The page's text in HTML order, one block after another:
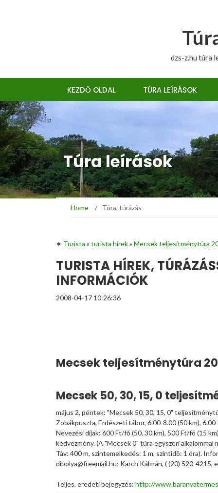
dzs-z.hu túra
KEZDŐ OLDAL TÚRA LEÍRÁSOK
Túra leírások
Home / Túra, túrázás
∗ Turista » turista hírek» Mecsek teljesítménytúra
TURISTA HÍREK,
INFORMÁCIÓK
2008-04-17 10:26:36
Mecsek teljesítménytúra
Mecsek 50, 30, 15, 0
május 2, péntek: "Mecsek 50, 30, 15, 0"
Zobákpuszta, Erdészeti tábor, 6.00-8.00 (50 km),
Nevezési díjak: 600 Ft/fõ (50, 30 km), 500 Ft/fõ (15
kedvezmény. (A "Mecsek 0" túra egyszeri
Táv: 400 m, szintemelkedés: 1 m, szintidõ: 1 óra).
dibolya@freemail.hu; Karch Kálmán, ( (20) 520-4215,
Teljes, eredeti bejegyzés: http://